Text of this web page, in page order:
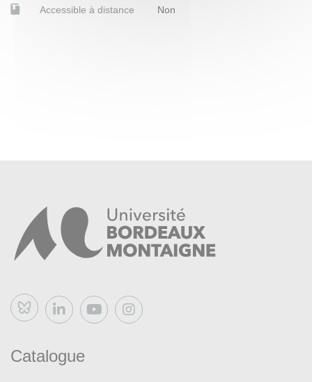
Accessible à distance Non
Bluesky
Catalogue